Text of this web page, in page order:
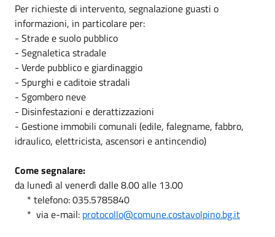
Per richieste di intervento, segnalazione guasti o
informazioni, in particolare per:
- Strade e suolo pubblico
- Segnaletica stradale
- Verde pubblico e giardinaggio
- Spurghi e caditoie stradali
- Sgombero neve
- Disinfestazioni e derattizzazioni
- Gestione immobili comunali (edile, falegname, fabbro,
idraulico, elettricista, ascensori e antincendio)
Come segnalare:
da lunedì al venerdì dalle 8.00 alle 13.00
* telefono: 035.5785840
* via e-mail: protocollo@comune.costavolpino.bg.it